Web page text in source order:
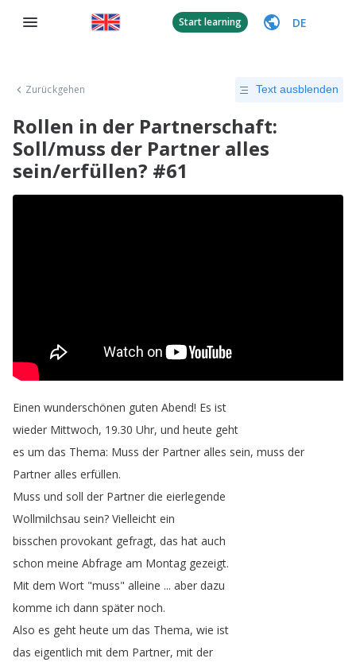
Start learning DE
Zurückgehen Text ausblenden
Rollen in der Partnerschaft:
Soll/muss der Partner alles
sein/erfüllen? #61
Einen wunderschönen guten Abend! Es ist
wieder Mittwoch, 19.30 Uhr, und heute geht
es um das Thema: Muss der Partner alles sein, muss der
Partner alles erfüllen.
Muss und soll der Partner die eierlegende
Wollmilchsau sein? Vielleicht ein
bisschen provokant gefragt, das hat auch
schon meine Abfrage am Montag gezeigt.
Mit dem Wort "muss" alleine ... aber dazu
komme ich dann später noch.
Also es geht heute um das Thema, wie ist
das eigentlich mit dem Partner, mit der